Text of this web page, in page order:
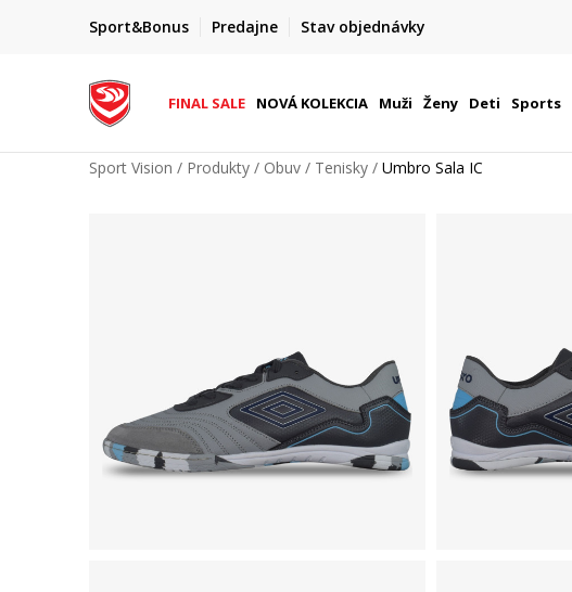
Sport&Bonus Predajne Stav objednávky
FINAL SALE AŽ -60 %
+ extra zľava 10 % len do 9. 8.
FINAL SALE NOVÁ KOLEKCIA Muži Ženy Deti Sports
Sport Vision Produkty Obuv Tenisky Umbro Sala IC